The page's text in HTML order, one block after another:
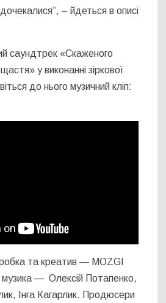
– йдеться в описі
саундтрек «Скаженого
у виконанні зіркової
до нього музичний кліп:
та креатив — MOZGI
— Олексій Потапенко,
Інга Кагарлик. Продюсери